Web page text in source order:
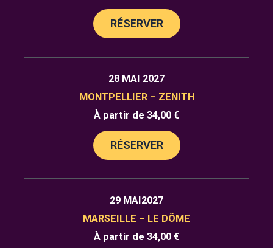
RÉSERVER
28 MAI 2027
MONTPELLIER – ZENITH
À partir de 34,00 €
RÉSERVER
29 MAI2027
MARSEILLE – LE DÔME
À partir de 34,00 €